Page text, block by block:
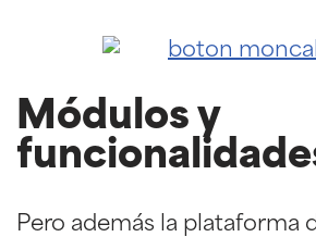
Módulos y
Pero además la plataforma